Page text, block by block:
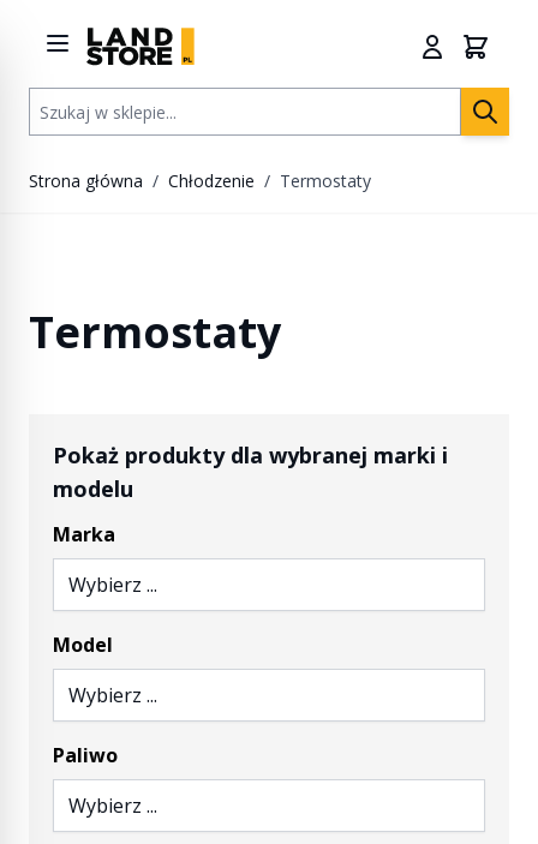
Szukaj w sklepie...
Strona główna / Chłodzenie / Termostaty
Termostaty
Pokaż produkty dla wybranej marki i
modelu
Marka
Wybierz ...
Model
Wybierz ...
Paliwo
Wybierz ...